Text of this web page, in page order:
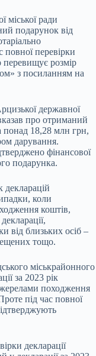
міської ради
подарунок від
повної перевірки
перевищує розмір
з посиланням на
державної
про отриманий
понад 18,28 млн грн,
дарування.
фінансової
подарунка.
декларацій
коли
коштів,
від близьких осіб –
тощо.
міськрайонного
за 2023 рік
походження
під час повної
декларації